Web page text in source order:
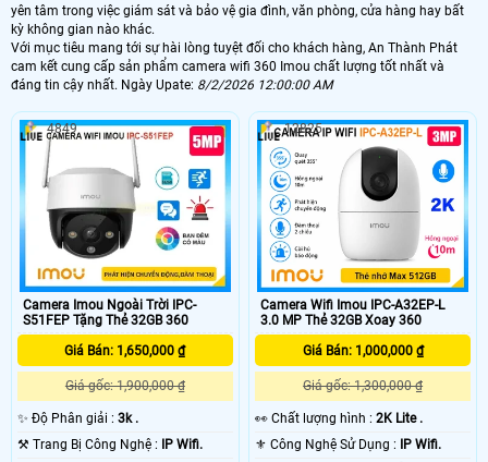
yên tâm trong việc giám sát và bảo vệ gia đình, văn phòng, cửa hàng hay bất
kỳ không gian nào khác.
Với mục tiêu mang tới sự hài lòng tuyệt đối cho khách hàng, An Thành Phát
cam kết cung cấp sản phẩm camera wifi 360 Imou chất lượng tốt nhất và
đáng tin cậy nhất. Ngày Upate: 8/2/2026 12:00:00 AM
Camera Imou Ngoài Trời IPC-
S51FEP Tặng Thẻ 32GB 360
Giá Bán: 1,650,000 ₫
Giá gốc: 1,900,000 ₫
✨ Độ Phân giải : 3k .
⚒ Trang Bị Công Nghệ :
IP Wifi.
4849
Camera Wifi Imou IPC-A32EP-L
3.0 MP Thẻ 32GB Xoay 360
Giá Bán: 1,000,000 ₫
Giá gốc: 1,300,000 ₫
️👀 Chất lượng hình :2K Lite .
⚜️ Công Nghệ Sử Dụng :
IP Wifi.
12825